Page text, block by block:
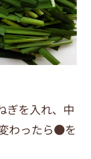
ぎを入れ、中
わったら●を